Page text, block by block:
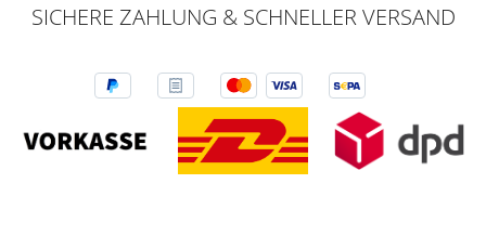
SICHERE ZAHLUNG & SCHNELLER VERSAND